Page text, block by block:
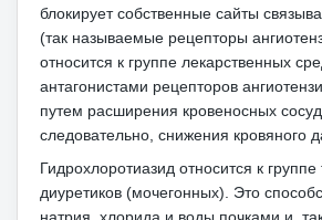
блокирует собственные сайты
(так называемые рецепторы
относится к группе лекарственных
антагонистами рецепторов
путем расширения кровеносных
следовательно, снижения кровяного
Гидрохлоротиазид относится к
диуретиков (мочегонных). Это
натрия, хлорида и воды почками и,